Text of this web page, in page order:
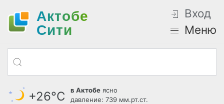
Актобе
Cити
Вход
Меню
+26°С в Актобе ясно
давление: 739 мм.рт.ст.